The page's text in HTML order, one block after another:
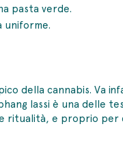
pasta verde.
uniforme.
della cannabis. Va
lassi è una delle
ritualità, e proprio